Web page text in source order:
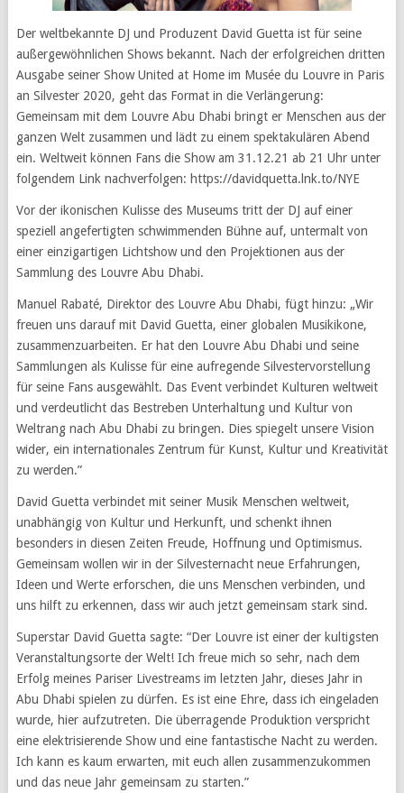
Der weltbekannte DJ und Produzent David Guetta ist für seine
außergewöhnlichen Shows bekannt. Nach der erfolgreichen dritten
Ausgabe seiner Show United at Home im Musée du Louvre in Paris
an Silvester 2020, geht das Format in die Verlängerung:
Gemeinsam mit dem Louvre Abu Dhabi bringt er Menschen aus der
ganzen Welt zusammen und lädt zu einem spektakulären Abend
ein. Weltweit können Fans die Show am 31.12.21 ab 21 Uhr unter
folgendem Link nachverfolgen: https://davidquetta.lnk.to/NYE
Vor der ikonischen Kulisse des Museums tritt der DJ auf einer
speziell angefertigten schwimmenden Bühne auf, untermalt von
einer einzigartigen Lichtshow und den Projektionen aus der
Sammlung des Louvre Abu Dhabi.
Manuel Rabaté, Direktor des Louvre Abu Dhabi, fügt hinzu: „Wir
freuen uns darauf mit David Guetta, einer globalen Musikikone,
zusammenzuarbeiten. Er hat den Louvre Abu Dhabi und seine
Sammlungen als Kulisse für eine aufregende Silvestervorstellung
für seine Fans ausgewählt. Das Event verbindet Kulturen weltweit
und verdeutlicht das Bestreben Unterhaltung und Kultur von
Weltrang nach Abu Dhabi zu bringen. Dies spiegelt unsere Vision
wider, ein internationales Zentrum für Kunst, Kultur und Kreativität
zu werden.”
David Guetta verbindet mit seiner Musik Menschen weltweit,
unabhängig von Kultur und Herkunft, und schenkt ihnen
besonders in diesen Zeiten Freude, Hoffnung und Optimismus.
Gemeinsam wollen wir in der Silvesternacht neue Erfahrungen,
Ideen und Werte erforschen, die uns Menschen verbinden, und
uns hilft zu erkennen, dass wir auch jetzt gemeinsam stark sind.
Superstar David Guetta sagte: “Der Louvre ist einer der kultigsten
Veranstaltungsorte der Welt! Ich freue mich so sehr, nach dem
Erfolg meines Pariser Livestreams im letzten Jahr, dieses Jahr in
Abu Dhabi spielen zu dürfen. Es ist eine Ehre, dass ich eingeladen
wurde, hier aufzutreten. Die überragende Produktion verspricht
eine elektrisierende Show und eine fantastische Nacht zu werden.
Ich kann es kaum erwarten, mit euch allen zusammenzukommen
und das neue Jahr gemeinsam zu starten.”